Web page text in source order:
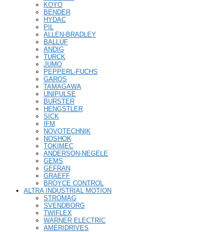
KOYO
BENDER
HYDAC
PIL
ALLEN-BRADLEY
BALLUF
ANDIG
TURCK
JUMO
PEPPERL-FUCHS
GAROS
TAMAGAWA
UNIPULSE
BURSTER
HENGSTLER
SICK
IFM
NOVOTECHNIK
NOSHOK
TOKIMEC
ANDERSON-NEGELE
GEMS
GEFRAN
GRAEFF
BROYCE CONTROL
ALTRA INDUSTRIAL MOTION
STROMAG
SVENDBORG
TWIFLEX
WARNER ELECTRIC
AMERIDRIVES